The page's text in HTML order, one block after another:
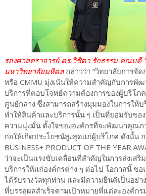
รองศาสตราจารย์ ดร.วิชิตา รักธรรม คณบดี
มหาวิทยาลัยมหิดล กล่าวว่า “วิทยาลัยการจั
หรือ CMMU มุ่งเน้นให้ความสำคัญกับการพั
บริการที่ตอบโจทย์ความต้องการของผู้บริโภ
ศูนย์กลาง ซึ่งสามารถสร้างมุมมองในการให้
ทำให้สินค้าและบริการนั้น ๆ เป็นที่ยอมรับขอ
ความมุ่งมั่น ตั้งใจขององค์กรที่จะพัฒนาคุณภ
ก่อให้เกิดประโยชน์สูงสุดแก่ผู้บริโภค ดังนั้น
BUSINESS+ PRODUCT OF THE YEAR
ว่าจะเป็นแรงขับเคลื่อนที่สำคัญในการส่งเส
บริการให้แก่องค์กรต่าง ๆ ต่อไป โอกาสนี้ ข
ได้รับรางวัลทุกท่าน และมีความยินดีเป็นอย่า
ที่บรรลุผลสำเร็จตามเป้าหมายที่แต่ละองค์กร